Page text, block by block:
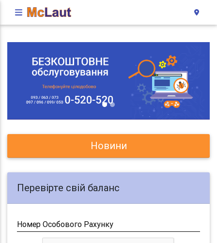
Новини
Перевірте свій баланс
Номер Особового Рахунку